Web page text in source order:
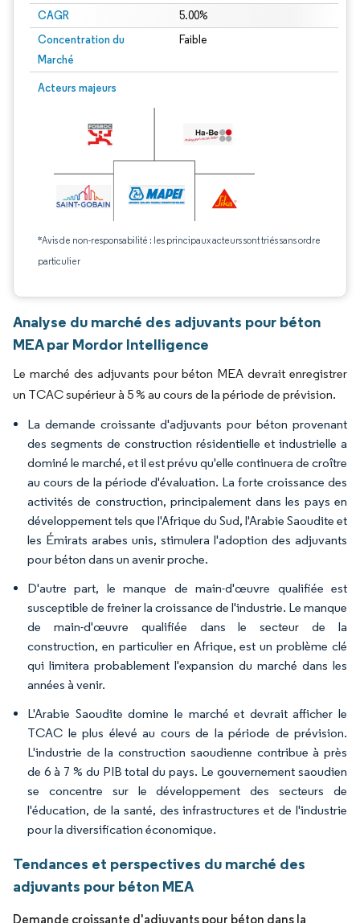
CAGR 5.00%
Concentration du
Marché
Faible
Acteurs majeurs
*Avis de non-responsabilité : les principaux acteurs sont triés sans ordre
particulier
Analyse du marché des adjuvants pour béton
MEA par Mordor Intelligence
Le marché des adjuvants pour béton MEA devrait enregistrer
un TCAC supérieur à 5 % au cours de la période de prévision.
La demande croissante d'adjuvants pour béton provenant
des segments de construction résidentielle et industrielle a
dominé le marché, et il est prévu qu'elle continuera de croître
au cours de la période d'évaluation. La forte croissance des
activités de construction, principalement dans les pays en
développement tels que l'Afrique du Sud, l'Arabie Saoudite et
les Émirats arabes unis, stimulera l'adoption des adjuvants
pour béton dans un avenir proche.
D'autre part, le manque de main-d'œuvre qualifiée est
susceptible de freiner la croissance de l'industrie. Le manque
de main-d'œuvre qualifiée dans le secteur de la
construction, en particulier en Afrique, est un problème clé
qui limitera probablement l'expansion du marché dans les
années à venir.
L'Arabie Saoudite domine le marché et devrait afficher le
TCAC le plus élevé au cours de la période de prévision.
L'industrie de la construction saoudienne contribue à près
de 6 à 7 % du PIB total du pays. Le gouvernement saoudien
se concentre sur le développement des secteurs de
l'éducation, de la santé, des infrastructures et de l'industrie
pour la diversification économique.
Tendances et perspectives du marché des
adjuvants pour béton MEA
Demande croissante d'adjuvants pour béton dans la